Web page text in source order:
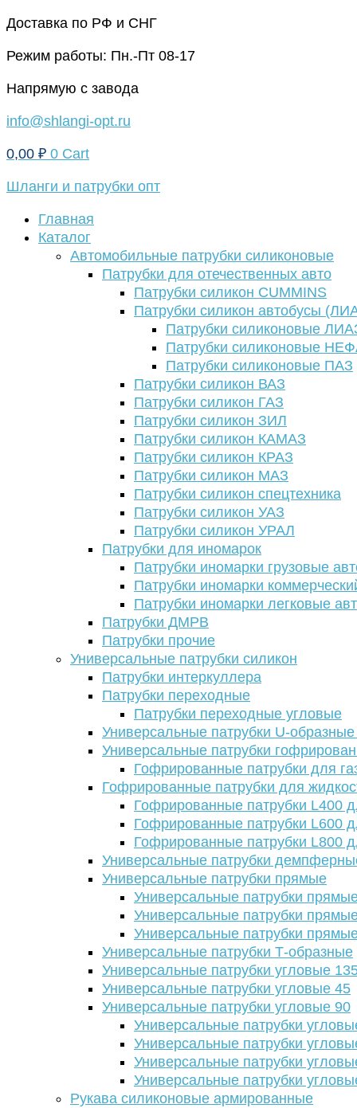
Перейти
содержимому
Доставка по РФ и СНГ
Режим работы: Пн.-Пт 08-17
Напрямую с завода
info@shlangi-opt.ru
0,00 ₽ 0 Cart
Шланги и патрубки опт
Главная
Каталог
Автомобильные патрубки силиконовые
Патрубки для отечественных авто
Патрубки силикон CUMMINS
Патрубки силикон автобусы
Патрубки силиконовые
Патрубки силиконовые
Патрубки силиконовые ПАЗ
Патрубки силикон ВАЗ
Патрубки силикон ГАЗ
Патрубки силикон ЗИЛ
Патрубки силикон КАМАЗ
Патрубки силикон КРАЗ
Патрубки силикон МАЗ
Патрубки силикон спецтехника
Патрубки силикон УАЗ
Патрубки силикон УРАЛ
Патрубки для иномарок
Патрубки иномарки грузовые
Патрубки иномарки
Патрубки иномарки легковые
Патрубки ДМРВ
Патрубки прочие
Универсальные патрубки силикон
Патрубки интеркуллера
Патрубки переходные
Патрубки переходные угловые
Универсальные патрубки U-
Универсальные патрубки
Гофрированные патрубки для
Гофрированные патрубки для
Гофрированные патрубки L400
Гофрированные патрубки L600
Гофрированные патрубки L800
Универсальные патрубки
Универсальные патрубки прямые
Универсальные патрубки
Универсальные патрубки
Универсальные патрубки
Универсальные патрубки Т-образные
Универсальные патрубки угловые
Универсальные патрубки угловые 45
Универсальные патрубки угловые 90
Универсальные патрубки
Универсальные патрубки
Универсальные патрубки
Универсальные патрубки
Рукава силиконовые армированные